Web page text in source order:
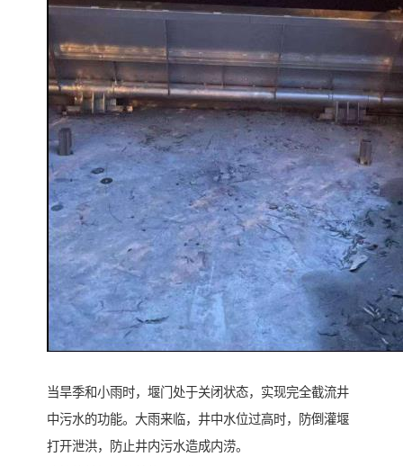
当旱季和小雨时，堰门处于关闭状态，实现完全截流井
中污水的功能。大雨来临，井中水位过高时，防倒灌堰
打开泄洪，防止井内污水造成内涝。